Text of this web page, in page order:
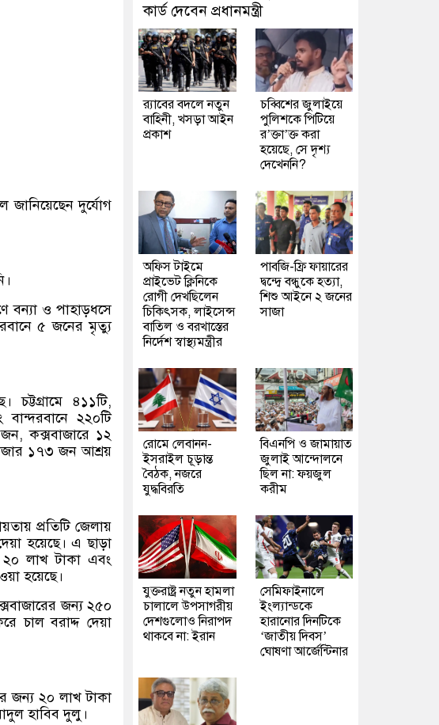
দুর্যোগ
বন্যা ও পাহাড়ধসে
৫ জনের মৃত্যু
৪১১টি,
বান্দরবানে ২২০টি
জন, কক্সবাজারে ১২
১৭৩ জন আশ্রয়
প্রতিটি জেলায়
হয়েছে। এ ছাড়া
লাখ টাকা এবং
হয়েছে।
জন্য ২৫০
চাল বরাদ্দ দেয়া
জন্য ২০ লাখ টাকা
হাবিব দুলু।
কার্ড দেবেন প্রধানমন্ত্রী
র‍্যাবের বদলে নতুন
বাহিনী, খসড়া আইন
প্রকাশ
চব্বিশের জুলাইয়ে
পুলিশকে পিটিয়ে
র’ক্তা’ক্ত করা
হয়েছে, সে দৃশ্য
দেখেননি?
অফিস টাইমে
প্রাইভেট ক্লিনিকে
রোগী দেখছিলেন
চিকিৎসক, লাইসেন্স
বাতিল ও বরখাস্তের
নির্দেশ স্বাস্থ্যমন্ত্রীর
পাবজি-ফ্রি ফায়ারের
দ্বন্দ্বে বন্ধুকে হত্যা,
শিশু আইনে ২ জনের
সাজা
রোমে লেবানন-
ইসরাইল চূড়ান্ত
বৈঠক, নজরে
যুদ্ধবিরতি
বিএনপি ও জামায়াত
জুলাই আন্দোলনে
ছিল না: ফয়জুল
করীম
যুক্তরাষ্ট্র নতুন হামলা
চালালে উপসাগরীয়
দেশগুলোও নিরাপদ
থাকবে না: ইরান
সেমিফাইনালে
ইংল্যান্ডকে
হারানোর দিনটিকে
‘জাতীয় দিবস’
ঘোষণা আর্জেন্টিনার